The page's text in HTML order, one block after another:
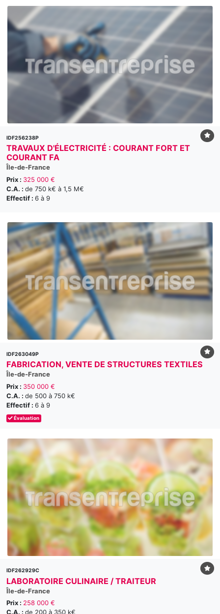
IDF256238P
TRAVAUX D'ÉLECTRICITÉ : COURANT FORT ET
COURANT FA
Île-de-France
Prix : 325 000 €
C.A. : de 750 k€ à 1,5 M€
Effectif : 6 à 9
IDF263049P
FABRICATION, VENTE DE STRUCTURES TEXTILES
Île-de-France
Prix : 350 000 €
C.A. : de 500 à 750 k€
Effectif : 6 à 9
Évaluation
IDF262929C
LABORATOIRE CULINAIRE / TRAITEUR
Île-de-France
Prix : 258 000 €
C.A. : de 200 à 350 k€